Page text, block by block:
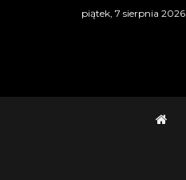
piątek, 7 sierpnia 2026